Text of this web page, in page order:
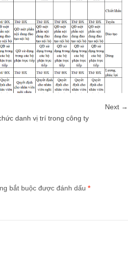
Next →
danh vị trí trong công ty
bắt buộc được đánh dấu *